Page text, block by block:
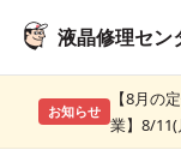
液晶修理セン
お知らせ
【8月の
業】8/11(